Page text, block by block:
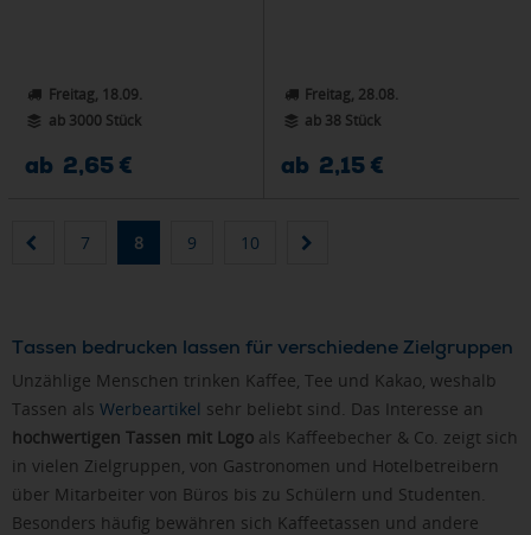
Freitag, 18.09.
ab 3000 Stück
ab 2,65 €
Freitag, 28.08.
ab 38 Stück
ab 2,15 €
7 8 9 10
Tassen bedrucken lassen für verschiedene Zielgruppen
Unzählige Menschen trinken Kaffee, Tee und Kakao, weshalb
Tassen als Werbeartikel sehr beliebt sind. Das Interesse an
hochwertigen Tassen mit Logo als Kaffeebecher & Co. zeigt sich
in vielen Zielgruppen, von Gastronomen und Hotelbetreibern
über Mitarbeiter von Büros bis zu Schülern und Studenten.
Besonders häufig bewähren sich Kaffeetassen und andere